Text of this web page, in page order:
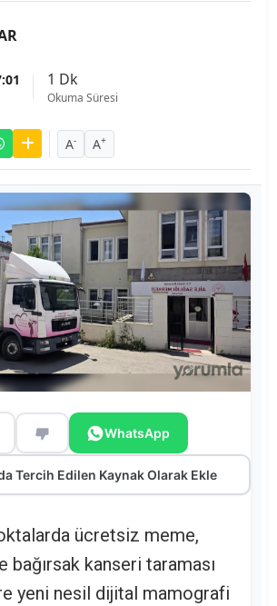
1 Dk
Okuma Süresi
A- A+
WhatsApp
Tercih Edilen Kaynak Olarak Ekle
ücretsiz meme,
bağırsak kanseri taraması
yeni nesil dijital mamografi